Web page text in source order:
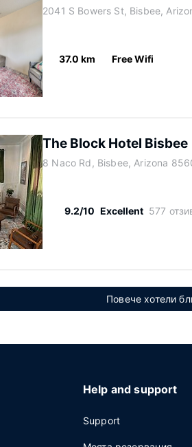
2041 S Bowers St, Bisbee,
37.0 km Free Wifi
The Block Hotel Bisbee
8 Naco Rd, Bisbee, Arizona
9.2/10 Excellent 577
Повече хотели
Help and support
Support